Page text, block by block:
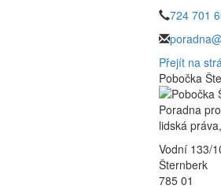
724 701
Přejít na
Pobočka
Poradna
lidská
Vodní 133/
Šternberk
785 01